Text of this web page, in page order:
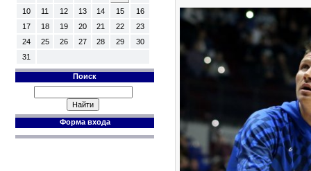
10
11 12 13 14 15
16
17
18 19 20 21 22
23
24
25 26 27 28 29
30
31
Поиск
Форма входа